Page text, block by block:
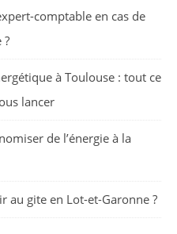
comptable en cas de
?
à Toulouse : tout ce
lancer
de l’énergie à la
au gite en Lot-et-Garonne ?